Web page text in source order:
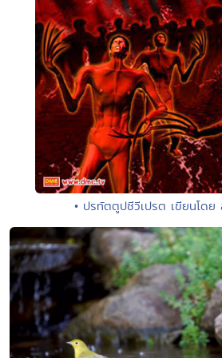
• ปรทัตตูปชีวีเปรต เขียนโดย